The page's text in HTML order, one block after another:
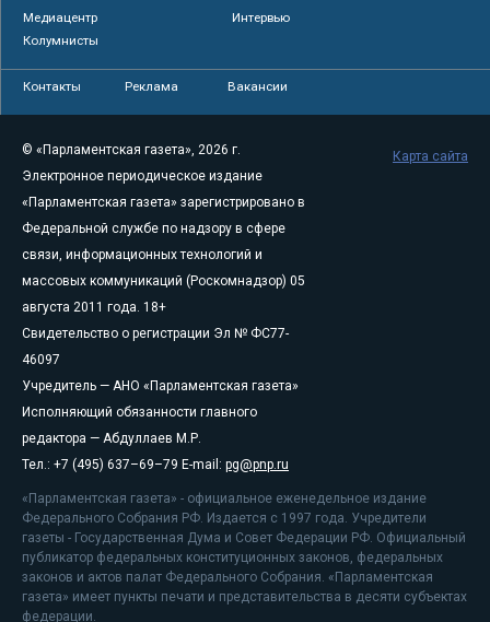
Медиацентр
Интервью
Колумнисты
Контакты Реклама Вакансии
© «Парламентская газета», 2026 г.
Электронное периодическое издание
«Парламентская газета» зарегистрировано в
Федеральной службе по надзору в сфере
связи, информационных технологий и
массовых коммуникаций (Роскомнадзор) 05
августа 2011 года. 18+
Свидетельство о регистрации Эл № ФС77-
46097
Учредитель — АНО «Парламентская газета»
Исполняющий обязанности главного
редактора — Абдуллаев М.Р.
Тел.: +7 (495) 637–69–79 E-mail: pg@pnp.ru
«Парламентская газета» - официальное еженедельное издание
Федерального Собрания РФ. Издается с 1997 года. Учредители
газеты - Государственная Дума и Совет Федерации РФ. Официальный
публикатор федеральных конституционных законов, федеральных
законов и актов палат Федерального Собрания. «Парламентская
газета» имеет пункты печати и представительства в десяти субъектах
федерации.
Карта сайта